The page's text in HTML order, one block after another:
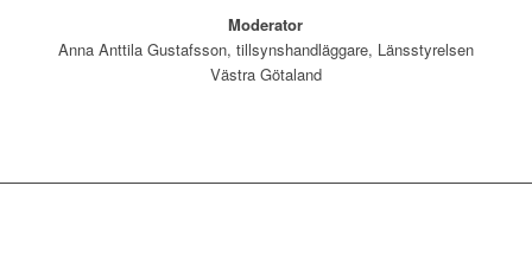
Moderator
Anna Anttila Gustafsson, tillsynshandläggare, Länsstyrelsen
Västra Götaland